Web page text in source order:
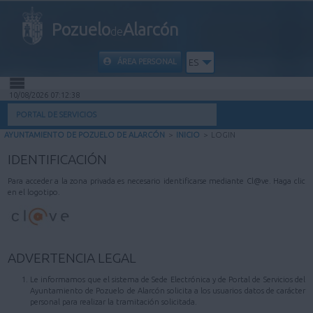
PozuelodeAlarcón
ÁREA PERSONAL ES
INICIO
MI CARPETA
INFORMACIÓN MUNICIPAL
AYUDA
10/08/2026 07:12:38
PORTAL DE SERVICIOS
AYUNTAMIENTO DE POZUELO DE ALARCÓN > INICIO > LOGIN
IDENTIFICACIÓN
Para acceder a la zona privada es necesario identificarse mediante Cl@ve. Haga clic
en el logotipo.
ADVERTENCIA LEGAL
Le informamos que el sistema de Sede Electrónica y de Portal de Servicios del
Ayuntamiento de Pozuelo de Alarcón solicita a los usuarios datos de carácter
personal para realizar la tramitación solicitada.